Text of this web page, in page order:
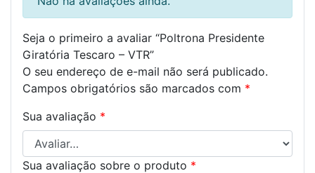
Seja o primeiro a avaliar “Poltrona Presidente
Giratória Tescaro – VTR”
O seu endereço de e-mail não será publicado.
Campos obrigatórios são marcados com *
Sua avaliação *
Sua avaliação sobre o produto *